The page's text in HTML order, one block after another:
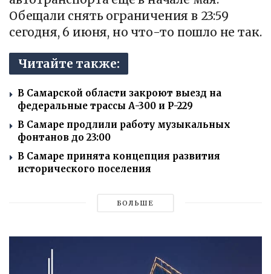
Обещали снять ограничения в 23:59
сегодня, 6 июня, но что-то пошло не так.
Читайте также:
В Самарской области закроют выезд на
федеральные трассы А-300 и Р-229
В Самаре продлили работу музыкальных
фонтанов до 23:00
В Самаре принята концепция развития
исторического поселения
БОЛЬШЕ